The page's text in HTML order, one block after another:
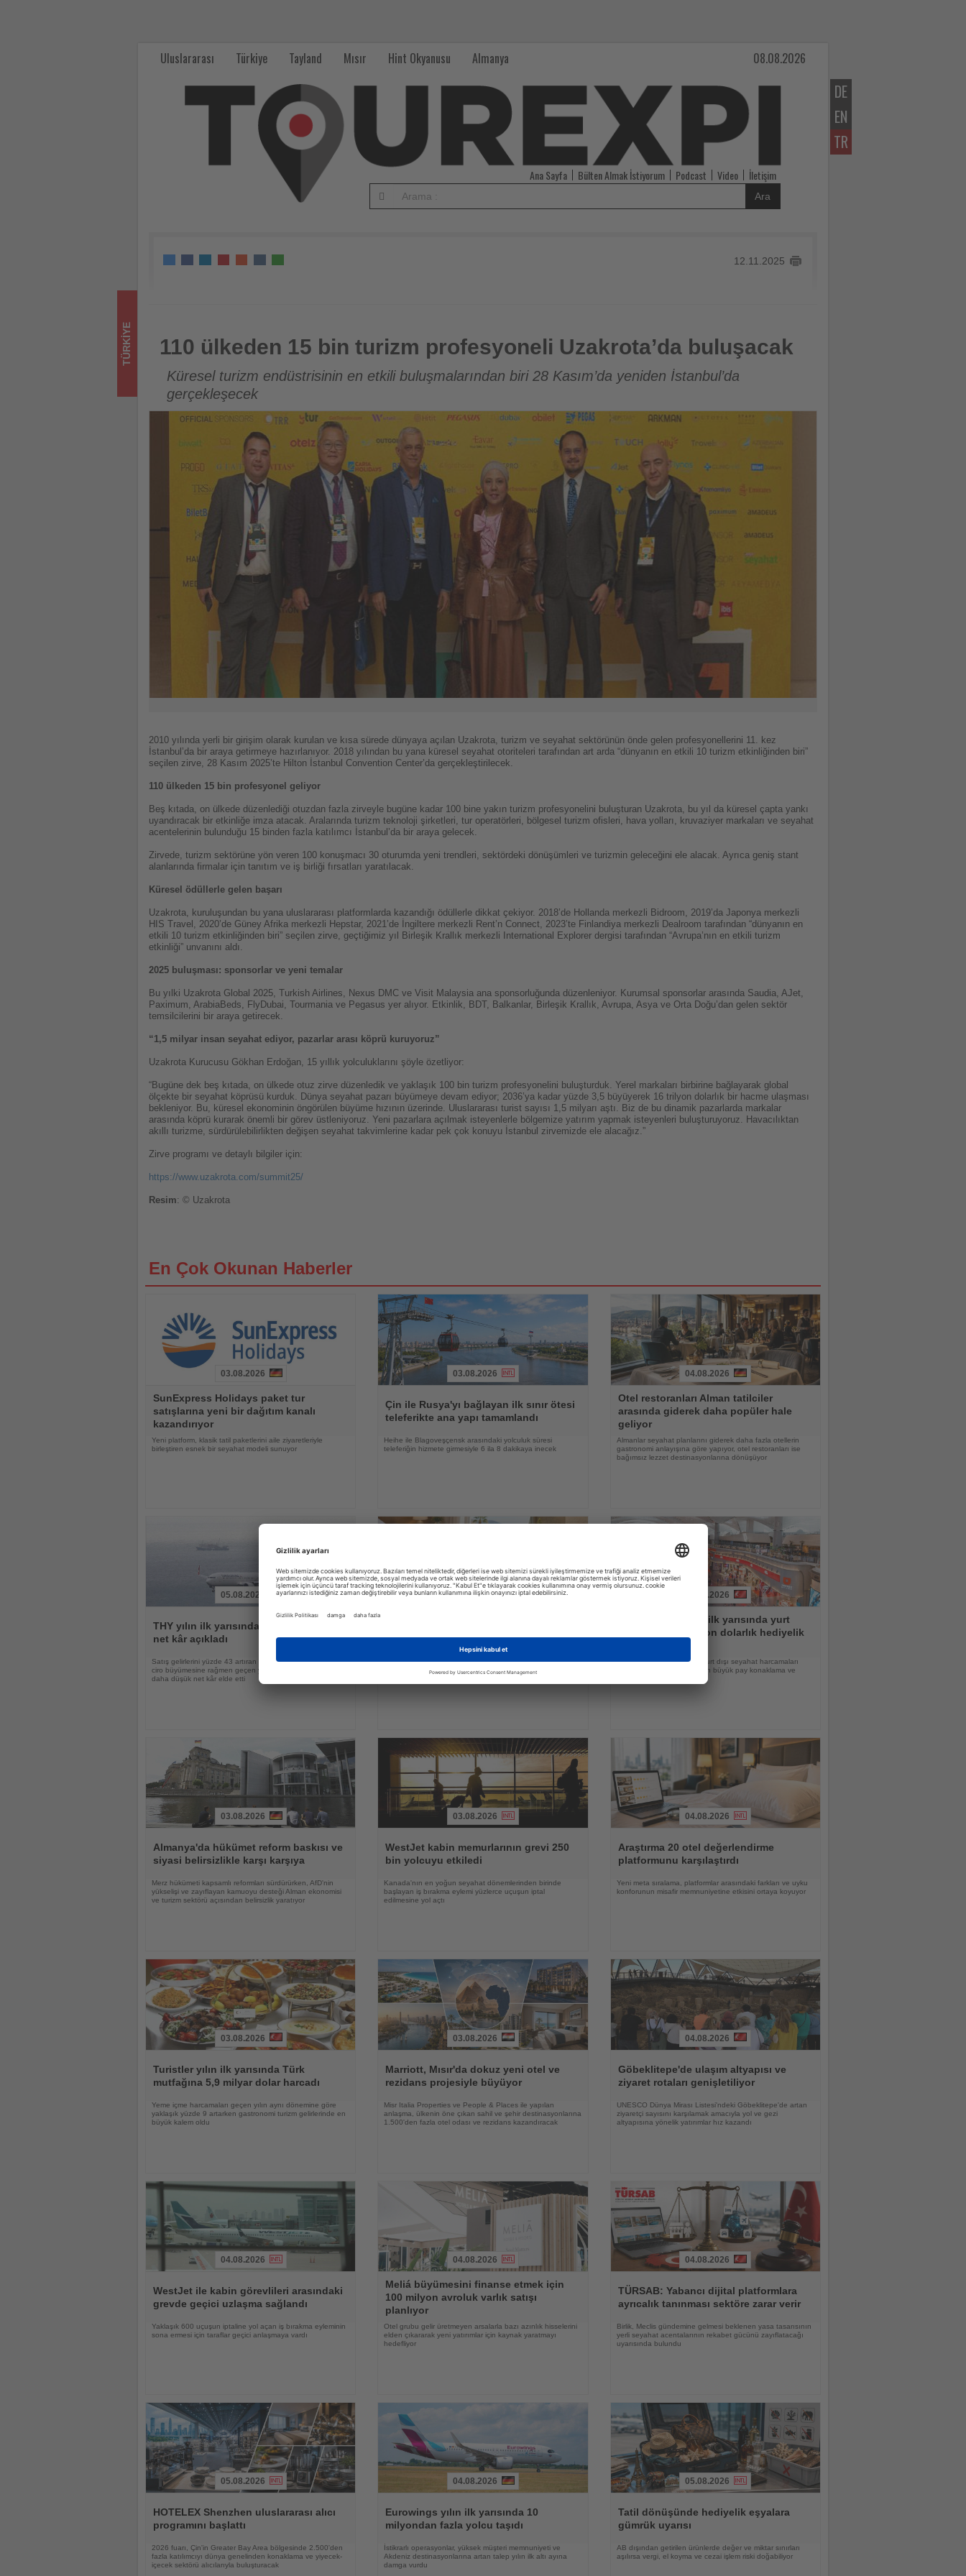
DE
EN
TR
Uluslararası Türkiye Tayland Mısır Hint Okyanusu Almanya 08.08.2026
Ana Sayfa Bülten Almak İstiyorum Podcast Video İletişim
Ara
12.11.2025
110 ülkeden 15 bin turizm profesyoneli Uzakrota’da buluşacak
TÜRKIYE 110 ülkeden 15 bin turizm profesyoneli Uzakrota’da buluşacak
Küresel turizm endüstrisinin en etkili buluşmalarından biri 28 Kasım’da yeniden İstanbul’da
gerçekleşecek
2010 yılında yerli bir girişim olarak kurulan ve kısa sürede dünyaya açılan Uzakrota, turizm ve seyahat sektörünün önde gelen profesyonellerini 11. kez
İstanbul’da bir araya getirmeye hazırlanıyor. 2018 yılından bu yana küresel seyahat otoriteleri tarafından art arda “dünyanın en etkili 10 turizm etkinliğinden biri”
seçilen zirve, 28 Kasım 2025’te Hilton İstanbul Convention Center’da gerçekleştirilecek.
110 ülkeden 15 bin profesyonel geliyor
Beş kıtada, on ülkede düzenlediği otuzdan fazla zirveyle bugüne kadar 100 bine yakın turizm profesyonelini buluşturan Uzakrota, bu yıl da küresel çapta yankı
uyandıracak bir etkinliğe imza atacak. Aralarında turizm teknoloji şirketleri, tur operatörleri, bölgesel turizm ofisleri, hava yolları, kruvaziyer markaları ve seyahat
acentelerinin bulunduğu 15 binden fazla katılımcı İstanbul’da bir araya gelecek.
Zirvede, turizm sektörüne yön veren 100 konuşmacı 30 oturumda yeni trendleri, sektördeki dönüşümleri ve turizmin geleceğini ele alacak. Ayrıca geniş stant
alanlarında firmalar için tanıtım ve iş birliği fırsatları yaratılacak.
Küresel ödüllerle gelen başarı
Uzakrota, kuruluşundan bu yana uluslararası platformlarda kazandığı ödüllerle dikkat çekiyor. 2018’de Hollanda merkezli Bidroom, 2019’da Japonya merkezli
HIS Travel, 2020’de Güney Afrika merkezli Hepstar, 2021’de İngiltere merkezli Rent’n Connect, 2023’te Finlandiya merkezli Dealroom tarafından “dünyanın en
etkili 10 turizm etkinliğinden biri” seçilen zirve, geçtiğimiz yıl Birleşik Krallık merkezli International Explorer dergisi tarafından “Avrupa’nın en etkili turizm
etkinliği” unvanını aldı.
2025 buluşması: sponsorlar ve yeni temalar
Bu yılki Uzakrota Global 2025, Turkish Airlines, Nexus DMC ve Visit Malaysia ana sponsorluğunda düzenleniyor. Kurumsal sponsorlar arasında Saudia, AJet,
Paximum, ArabiaBeds, FlyDubai, Tourmania ve Pegasus yer alıyor. Etkinlik, BDT, Balkanlar, Birleşik Krallık, Avrupa, Asya ve Orta Doğu’dan gelen sektör
temsilcilerini bir araya getirecek.
“1,5 milyar insan seyahat ediyor, pazarlar arası köprü kuruyoruz”
Uzakrota Kurucusu Gökhan Erdoğan, 15 yıllık yolculuklarını şöyle özetliyor:
“Bugüne dek beş kıtada, on ülkede otuz zirve düzenledik ve yaklaşık 100 bin turizm profesyonelini buluşturduk. Yerel markaları birbirine bağlayarak global
ölçekte bir seyahat köprüsü kurduk. Dünya seyahat pazarı büyümeye devam ediyor; 2036’ya kadar yüzde 3,5 büyüyerek 16 trilyon dolarlık bir hacme ulaşması
bekleniyor. Bu, küresel ekonominin öngörülen büyüme hızının üzerinde. Uluslararası turist sayısı 1,5 milyarı aştı. Biz de bu dinamik pazarlarda markalar
arasında köprü kurarak önemli bir görev üstleniyoruz. Yeni pazarlara açılmak isteyenlerle bölgemize yatırım yapmak isteyenleri buluşturuyoruz. Havacılıktan
akıllı turizme, sürdürülebilirlikten değişen seyahat takvimlerine kadar pek çok konuyu İstanbul zirvemizde ele alacağız.”
Zirve programı ve detaylı bilgiler için:
https://www.uzakrota.com/summit25/
Resim: © Uzakrota
En Çok Okunan Haberler
Oku
03.08.2026
SunExpress Holidays paket tur
satışlarına yeni bir dağıtım kanalı
kazandırıyor
Yeni platform, klasik tatil paketlerini aile ziyaretleriyle
birleştiren esnek bir seyahat modeli sunuyor
Oku
03.08.2026
Çin ile Rusya'yı bağlayan ilk sınır ötesi
teleferikte ana yapı tamamlandı
Heihe ile Blagoveşçensk arasındaki yolculuk süresi
teleferiğin hizmete girmesiyle 6 ila 8 dakikaya inecek
Oku
04.08.2026
Otel restoranları Alman tatilciler
arasında giderek daha popüler hale
geliyor
Almanlar seyahat planlarını giderek daha fazla otellerin
gastronomi anlayışına göre yapıyor, otel restoranları ise
bağımsız lezzet destinasyonlarına dönüşüyor
Oku
05.08.2026
THY yılın ilk yarısında 18,9 milyar lira
net kâr açıkladı
Satış gelirlerini yüzde 43 artıran Türk Hava Yolları, güçlü
ciro büyümesine rağmen geçen yılın aynı dönemine göre
daha düşük net kâr elde etti
Haberi
03.08.2026
çok hangi ayrıntılara önem veriyor?
İsveçli tatilciler valizlerine en sık kahve koyarken, otel
odalarındaki ücretsiz ürünleri yanlarına almamalarıyla da
03.08.2026
Türk turistler yılın ilk yarısında yurt
dışından 362 milyon dolarlık hediyelik
Ocak-haziran döneminde yurt dışı seyahat harcamaları
5,19 milyar dolar olurken, en büyük pay konaklama ve
Oku
03.08.2026
Almanya'da hükümet reform baskısı ve
siyasi belirsizlikle karşı karşıya
Merz hükümeti kapsamlı reformları sürdürürken, AfD'nin
yükselişi ve zayıflayan kamuoyu desteği Alman ekonomisi
ve turizm sektörü açısından belirsizlik yaratıyor
Oku
03.08.2026
WestJet kabin memurlarının grevi 250
bin yolcuyu etkiledi
Kanada'nın en yoğun seyahat dönemlerinden birinde
başlayan iş bırakma eylemi yüzlerce uçuşun iptal
edilmesine yol açtı
Oku
04.08.2026
Araştırma 20 otel değerlendirme
platformunu karşılaştırdı
Yeni meta sıralama, platformlar arasındaki farkları ve uyku
konforunun misafir memnuniyetine etkisini ortaya koyuyor
Oku
03.08.2026
Turistler yılın ilk yarısında Türk
mutfağına 5,9 milyar dolar harcadı
Yeme içme harcamaları geçen yılın aynı dönemine göre
yaklaşık yüzde 9 artarken gastronomi turizm gelirlerinde en
büyük kalem oldu
Oku
03.08.2026
Marriott, Mısır'da dokuz yeni otel ve
rezidans projesiyle büyüyor
Misr Italia Properties ve People & Places ile yapılan
anlaşma, ülkenin öne çıkan sahil ve şehir destinasyonlarına
1.500'den fazla otel odası ve rezidans kazandıracak
Oku
04.08.2026
Göbeklitepe'de ulaşım altyapısı ve
ziyaret rotaları genişletiliyor
UNESCO Dünya Mirası Listesi'ndeki Göbeklitepe'de artan
ziyaretçi sayısını karşılamak amacıyla yol ve gezi
altyapısına yönelik yatırımlar hız kazandı
Oku
04.08.2026
WestJet ile kabin görevlileri arasındaki
grevde geçici uzlaşma sağlandı
Yaklaşık 600 uçuşun iptaline yol açan iş bırakma eyleminin
sona ermesi için taraflar geçici anlaşmaya vardı
Oku
04.08.2026
Meliá büyümesini finanse etmek için
100 milyon avroluk varlık satışı
planlıyor
Otel grubu gelir üretmeyen arsalarla bazı azınlık hisselerini
elden çıkararak yeni yatırımlar için kaynak yaratmayı
hedefliyor
Oku
04.08.2026
TÜRSAB: Yabancı dijital platformlara
ayrıcalık tanınması sektöre zarar verir
Birlik, Meclis gündemine gelmesi beklenen yasa tasarısının
yerli seyahat acentalarının rekabet gücünü zayıflatacağı
uyarısında bulundu
Oku
05.08.2026
HOTELEX Shenzhen uluslararası alıcı
programını başlattı
2026 fuarı, Çin'in Greater Bay Area bölgesinde 2.500'den
fazla katılımcıyı dünya genelinden konaklama ve yiyecek-
içecek sektörü alıcılarıyla buluşturacak
Oku
04.08.2026
Eurowings yılın ilk yarısında 10
milyondan fazla yolcu taşıdı
İstikrarlı operasyonlar, yüksek müşteri memnuniyeti ve
Akdeniz destinasyonlarına artan talep yılın ilk altı ayına
damga vurdu
Oku
05.08.2026
Tatil dönüşünde hediyelik eşyalara
gümrük uyarısı
AB dışından getirilen ürünlerde değer ve miktar sınırları
aşılırsa vergi, el koyma ve cezai işlem riski doğabiliyor